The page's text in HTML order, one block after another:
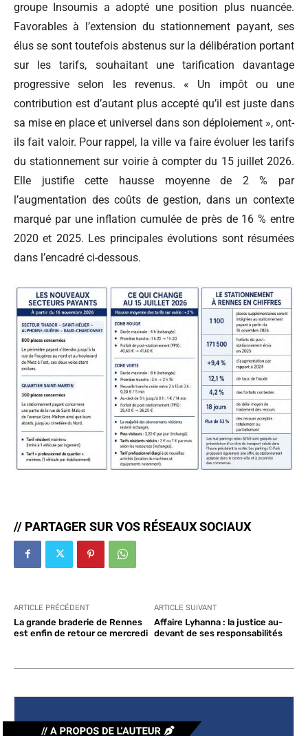
groupe Insoumis a adopté une position plus nuancée.
Favorables à l’extension du stationnement payant, ses
élus se sont toutefois abstenus sur la délibération portant
sur les tarifs, souhaitant une tarification davantage
progressive selon les revenus. « Un impôt ou une
contribution est d’autant plus accepté qu’il est juste dans
sa mise en place et universel dans son déploiement », ont-
ils fait valoir. Pour rappel, la ville va faire évoluer les tarifs
du stationnement sur voirie à compter du 15 juillet 2026.
Elle justifie cette hausse moyenne de 2 % par
l’augmentation des coûts de gestion, dans un contexte
marqué par une inflation cumulée de près de 16 % entre
2020 et 2025. Les principales évolutions sont résumées
dans l’encadré ci-dessous.
// PARTAGER SUR VOS RÉSEAUX SOCIAUX
ARTICLE PRÉCÉDENT
La grande braderie de Rennes
est enfin de retour ce mercredi
ARTICLE SUIVANT
Affaire Lyhanna : la justice au-
devant de ses responsabilités